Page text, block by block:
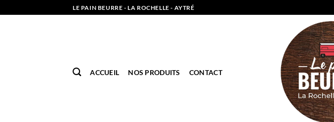
au
LE PAIN BEURRE - LA ROCHELLE - AYTRÉ
ACCUEIL NOS PRODUITS CONTACT